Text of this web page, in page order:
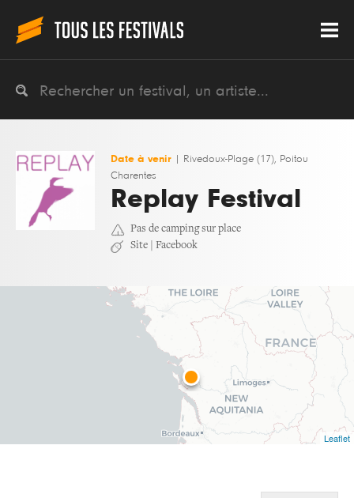
Date à venir
Rivedoux-Plage (17), Poitou
Charentes
Replay Festival
Pas de camping sur place
Site
Facebook
Leaflet